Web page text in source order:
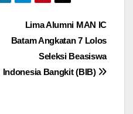
Lima Alumni MAN IC
Batam Angkatan 7 Lolos
Seleksi Beasiswa
Indonesia Bangkit (BIB)